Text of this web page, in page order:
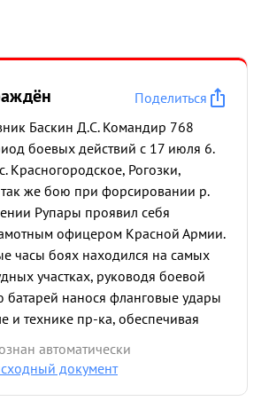
Поделиться
Баскин Д.С. Командир 768
боевых действий с 17 июля 6.
Красногородское, Рогозки,
же бою при форсировании р.
Рупары проявил себя
офицером Красной Армии.
часы боях находился на самых
участках, руководя боевой
батарей нанося фланговые удары
и технике пр-ка, обеспечивая
подразделений 157 и 159
проявляя личные образцы
автоматически
документ